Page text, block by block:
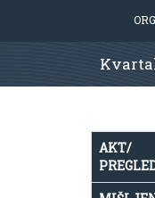
AKT/